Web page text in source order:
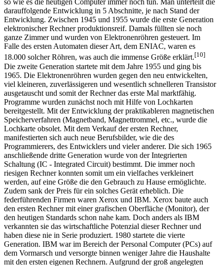
zweiten Weltkrieges baute der Deutsche Konrad Zuse den ersten
Computer, auch Z1 genannt, der mit einem Binär-System arbeitete,
so wie es die heutigen Computer immer noch tun. Man unterteilt die
darauffolgende Entwicklung in 5 Abschnitte, je nach Stand der
Entwicklung. Zwischen 1945 und 1955 wurde die erste Generation
elektronischer Rechner produktionsreif. Damals füllten sie noch
ganze Zimmer und wurden von Elektronenröhren gesteuert. Im
Falle des ersten Automaten dieser Art, dem ENIAC, waren es
18.000 solcher Röhren, was auch die immense Größe erklärt.[10]
Die zweite Generation startete mit dem Jahre 1955 und ging bis
1965. Die Elektronenröhren wurden gegen den neu entwickelten,
viel kleineren, zuverlässigeren und wesentlich schnelleren Transistor
ausgetauscht und somit der Rechner das erste Mal marktfähig.
Programme wurden zunächst noch mit Hilfe von Lochkarten
bereitgestellt. Mit der Entwicklung der praktikableren magnetischen
Speicherverfahren (Magnetband, Magnettrommel, etc., wurde die
Lochkarte obsolet. Mit dem Verkauf der ersten Rechner,
manifestierten sich auch neue Berufsbilder, wie die des
Programmierers, des Entwicklers und vieler anderer. Die sich 1965
anschließende dritte Generation wurde von der Integrierten
Schaltung (IC - Integrated Circuit) bestimmt. Die immer noch
riesigen Rechner konnten somit um ein vielfaches verkleinert
werden, auf eine Größe die den Gebrauch zu Hause ermöglichte.
Zudem sank der Preis für ein solches Gerät erheblich. Die
federführenden Firmen waren Xerox und IBM. Xerox baute auch
den ersten Rechner mit einer grafischen Oberfläche (Monitor), der
den heutigen Standards schon nahe kam. Doch anders als IBM
verkannten sie das wirtschaftliche Potenzial dieser Rechner und
haben diese nie in Serie produziert. 1980 startete die vierte
Generation. IBM war im Bereich der Personal Computer (PCs) auf